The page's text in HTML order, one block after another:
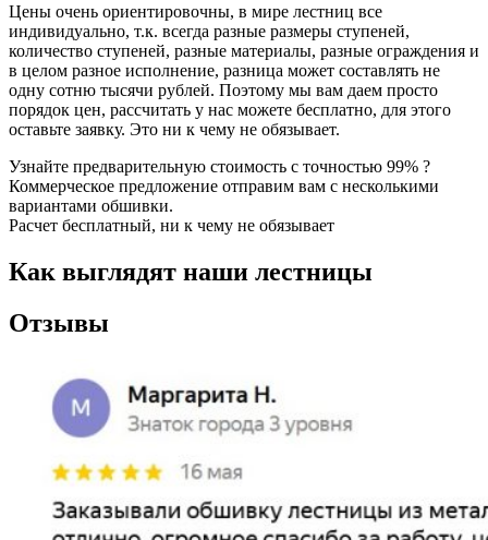
Цены очень ориентировочны, в мире лестниц все
индивидуально, т.к. всегда разные размеры ступеней,
количество ступеней, разные материалы, разные ограждения и
в целом разное исполнение, разница может составлять не
одну сотню тысячи рублей. Поэтому мы вам даем просто
порядок цен, рассчитать у нас можете бесплатно, для этого
оставьте заявку. Это ни к чему не обязывает.
Узнайте предварительную стоимость с точностью 99% ?
Коммерческое предложение отправим вам с несколькими
вариантами обшивки.
Расчет бесплатный, ни к чему не обязывает
Как выглядят наши лестницы
Отзывы